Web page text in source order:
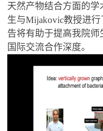
天然产物结合方面的学
生与Mijakovic教授进
告将有助于提高我院
国际交流合作深度。